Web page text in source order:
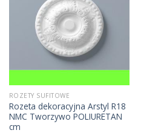
ROZETY SUFITOWE
Rozeta dekoracyjna Arstyl R18
NMC Tworzywo POLIURETAN
cm